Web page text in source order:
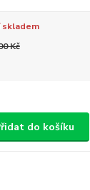
skladem
Kč
do košíku